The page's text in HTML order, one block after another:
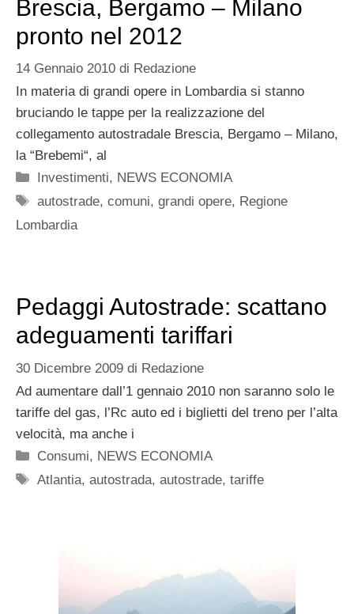
Brescia, Bergamo – Milano
pronto nel 2012
14 Gennaio 2010 di Redazione
In materia di grandi opere in Lombardia si stanno
bruciando le tappe per la realizzazione del
collegamento autostradale Brescia, Bergamo – Milano,
la “Brebemi“, al
Categorie
Investimenti, NEWS ECONOMIA
Tag
autostrade,comuni,grandi opere, Regione
Lombardia
Pedaggi Autostrade: scattano
adeguamenti tariffari
30 Dicembre 2009 di Redazione
Ad aumentare dall’1 gennaio 2010 non saranno solo le
tariffe del gas, l’Rc auto ed i biglietti del treno per l’alta
velocità, ma anche i
Categorie
Consumi, NEWS ECONOMIA
Tag
Atlantia,autostrada,autostrade,tariffe